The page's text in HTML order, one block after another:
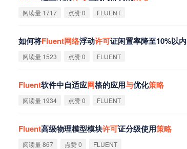
阅读量 1717 点赞 0 FLUENT
如何将Fluent网络浮动许可证闲置率降至10%以内
阅读量 1523 点赞 0 FLUENT
Fluent软件中自适应网格的应用与优化策略
阅读量 1934 点赞 0 FLUENT
Fluent高级物理模型模块许可证分级使用策略
阅读量 867 点赞 0 FLUENT